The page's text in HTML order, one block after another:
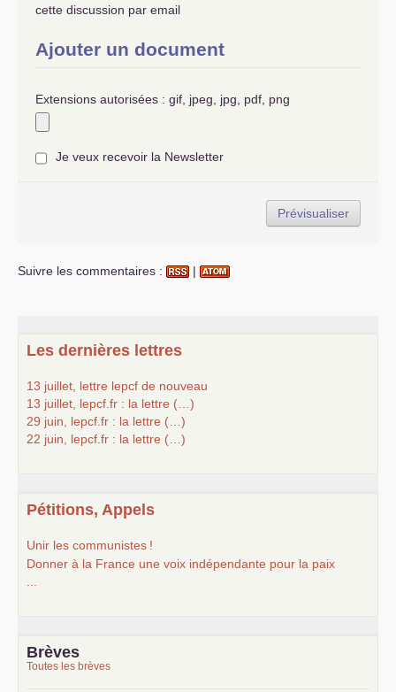
cette discussion par email
Ajouter un document
Extensions autorisées : gif, jpeg, jpg, pdf, png
Je veux recevoir la Newsletter
Suivre les commentaires : |
Les dernières lettres
13 juillet, lettre lepcf de nouveau
13 juillet, lepcf.fr : la lettre (…)
29 juin, lepcf.fr : la lettre (…)
22 juin, lepcf.fr : la lettre (…)
Pétitions, Appels
Unir les communistes !
Donner à la France une voix indépendante pour la paix
Brèves
Toutes les brèves